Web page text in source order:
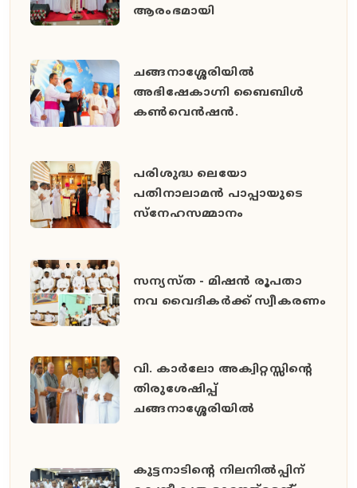
ആരംഭമായി
ചങ്ങനാശ്ശേരിയിൽ
അഭിഷേകാഗ്നി ബൈബിൾ
കൺവെൻഷൻ.
പരിശുദ്ധ ലെയോ
പതിനാലാമൻ പാപ്പായുടെ
സ്നേഹസമ്മാനം
സന്യസ്ത - മിഷൻ രൂപതാ
നവ വൈദികർക്ക് സ്വീകരണം
വി. കാർലോ അക്വിറ്റസ്സിന്റെ
തിരുശേഷിപ്പ്
ചങ്ങനാശ്ശേരിയിൽ
കുട്ടനാടിന്റെ നിലനിൽപ്പിന്